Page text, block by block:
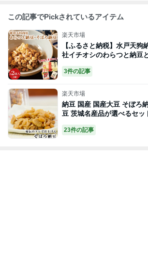
この記事でPickされているアイテム
楽天市場
【ふるさと納税】水戸天狗
社イチオシのわらつと納豆
【納豆 なっとう 大豆 ギフ
（CV-4）
3件の記事
楽天市場
納豆 国産 国産大豆 そぼろ
豆 茨城名産品が選べるセッ
納豆菌 水戸納豆 ご飯のお
23件の記事